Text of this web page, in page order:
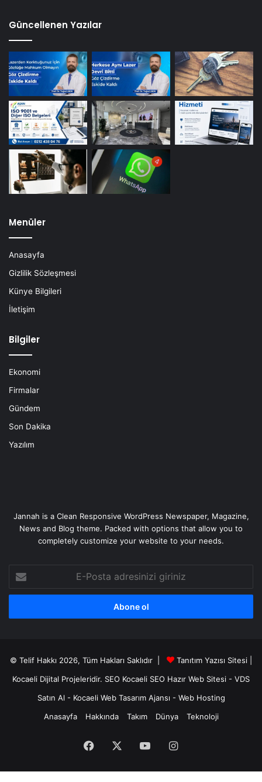
Güncellenen Yazılar
Menüler
Anasayfa
Gizlilik Sözleşmesi
Künye Bilgileri
İletişim
Bilgiler
Ekonomi
Firmalar
Gündem
Son Dakika
Yazılım
Jannah is a Clean Responsive WordPress Newspaper, Magazine,
News and Blog theme. Packed with options that allow you to
completely customize your website to your needs.
Posta
adresinizi
© Telif Hakkı 2026, Tüm Hakları Saklıdır |
Tanıtım Yazısı Sitesi |
Kocaeli Dijital Projeleridir. SEO Kocaeli SEO Hazır Web Sitesi - VDS
Satın Al - Kocaeli Web Tasarım Ajansı - Web Hosting
Anasayfa
Hakkında Takım Dünya Teknoloji
Facebook YouTubeInstagram